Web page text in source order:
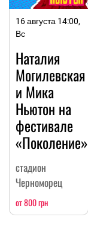
16 августа 14:00,
Вс
Наталия
Могилевская
и Мика
Ньютон на
фестивале
«Поколение»
стадион
Черноморец
от 800 грн